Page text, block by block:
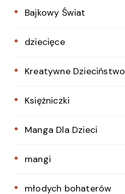
Bajkowy Świat
dziecięce
Kreatywne Dzieciństwo
Księżniczki
Manga Dla Dzieci
mangi
młodych bohaterów